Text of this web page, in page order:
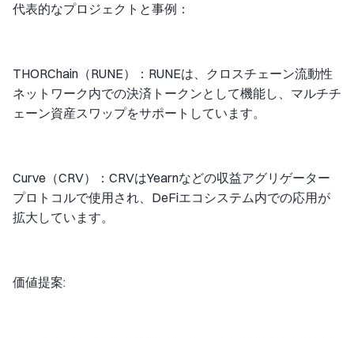
代表的なプロジェクトと事例：
THORChain（RUNE）：RUNEは、クロスチェーン流動性
ネットワーク内での決済トークンとして機能し、マルチチ
ェーン資産スワップをサポートしています。
Curve（CRV）：CRVはYearnなどの収益アグリゲーター
プロトコルで使用され、DeFiエコシステム内での応用が
拡大しています。
価値提案: